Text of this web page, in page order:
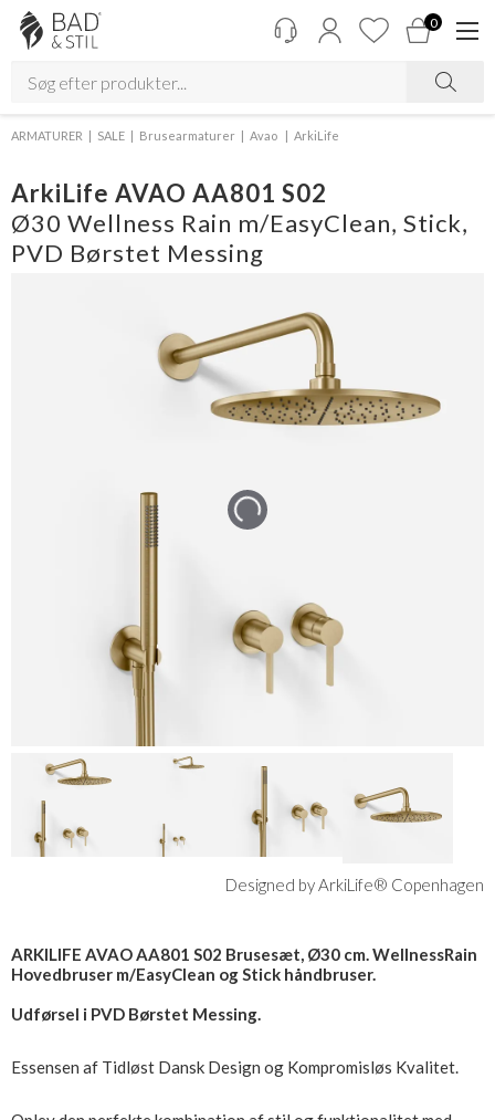
0
ARMATURER SALE Brusearmaturer Avao ArkiLife
ArkiLife AVAO AA801 S02
Ø30 Wellness Rain m/EasyClean, Stick,
PVD Børstet Messing
Designed by ArkiLife® Copenhagen
ARKILIFE AVAO AA801 S02 Brusesæt, Ø30 cm. WellnessRain
Hovedbruser m/EasyClean og Stick håndbruser.
Udførsel i PVD Børstet Messing.
Essensen af Tidløst Dansk Design og Kompromisløs Kvalitet.